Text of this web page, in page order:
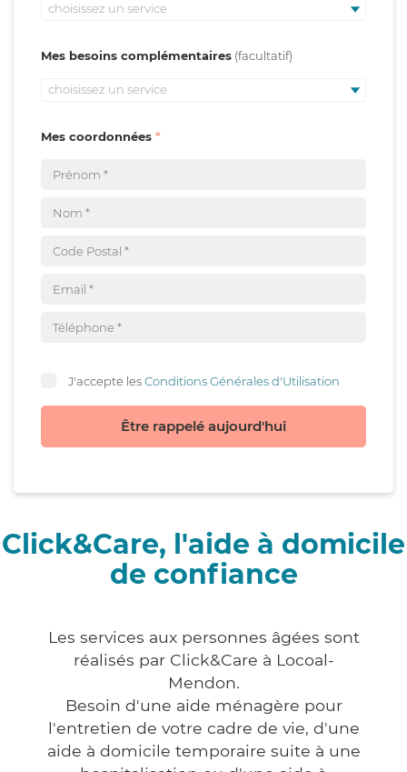
choisissez un service
Mes besoins complémentaires
choisissez un service
Mes coordonnées
J'accepte lesConditions Générales d'Utilisation
Être rappelé aujourd'hui
Click&Care, l'aide à domicile
de confiance
Les services aux personnes âgées sont
réalisés par Click&Care à Locoal-
Mendon.
Besoin d'une aide ménagère pour
l'entretien de votre cadre de vie, d'une
aide à domicile temporaire suite à une